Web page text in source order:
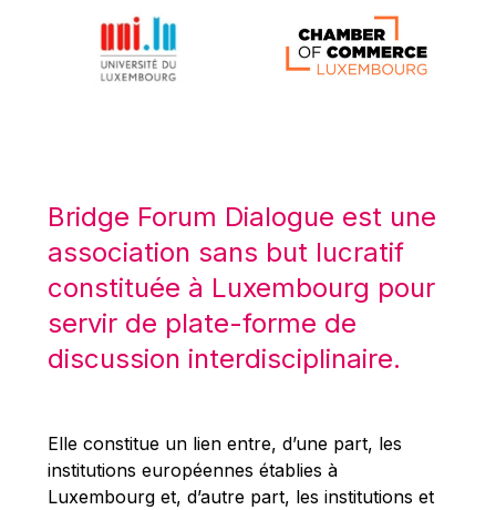
Lucas Papademos
Máire Geoghegan-Quinn
Mario Centeno
Mario Monti
Maroš ŠEFČOVIČ
Martin Bailey
Martine Reicherts
Michael Sohlman
Michel Goedert
Bridge Forum Dialogue est une
association sans but lucratif
constituée à Luxembourg pour
servir de plate-forme de
discussion interdisciplinaire.
Elle constitue un lien entre, d’une part, les
institutions européennes établies à
Luxembourg et, d’autre part, les institutions et